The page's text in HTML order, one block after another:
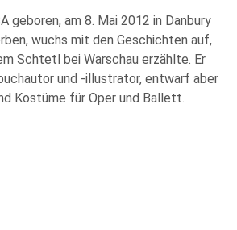
geboren, am 8. Mai 2012 in Danbury
wuchs mit den Geschichten auf,
Schtetl bei Warschau erzählte. Er
und -illustrator, entwarf aber
Kostüme für Oper und Ballett.